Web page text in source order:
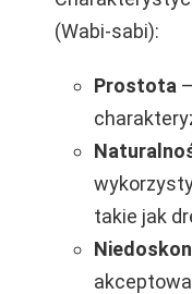
(Wabi-sabi):
Prostota
takie jak